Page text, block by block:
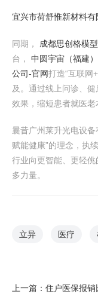
宜兴市荷舒惟新材料
同期， 成都思创格模
台， 中圆宇宙（福建
公司-官网打造“互联网
及。通过线上问诊、
效果，缩短患者就医老
曩昔广州莱升光电设
赋能健康”的理念，执
行业向更智能、更轻
多力量。
立异 医疗
上一篇： 住户医保报销